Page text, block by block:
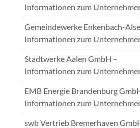
Informationen zum
Gemeindewerke Enkenbach-
Informationen zum
Stadtwerke Aalen GmbH –
Informationen zum
EMB Energie Brandenburg
Informationen zum
swb Vertrieb Bremerhaven